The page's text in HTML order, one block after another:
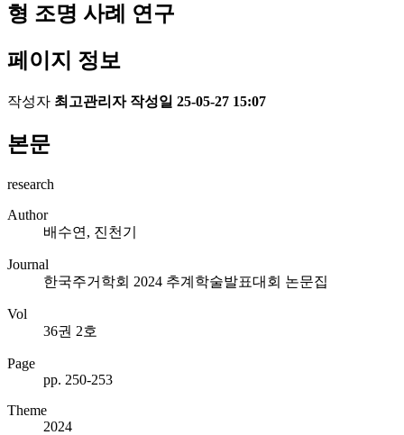
형 조명 사례 연구
페이지 정보
작성자 최고관리자 작성일 25-05-27 15:07
본문
research
Author
배수연, 진천기
Journal
한국주거학회 2024 추계학술발표대회 논문집
Vol
36권 2호
Page
pp. 250-253
Theme
2024